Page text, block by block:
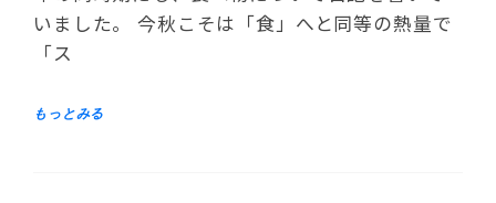
いました。 今秋こそは「食」へと同等の熱量で
「ス